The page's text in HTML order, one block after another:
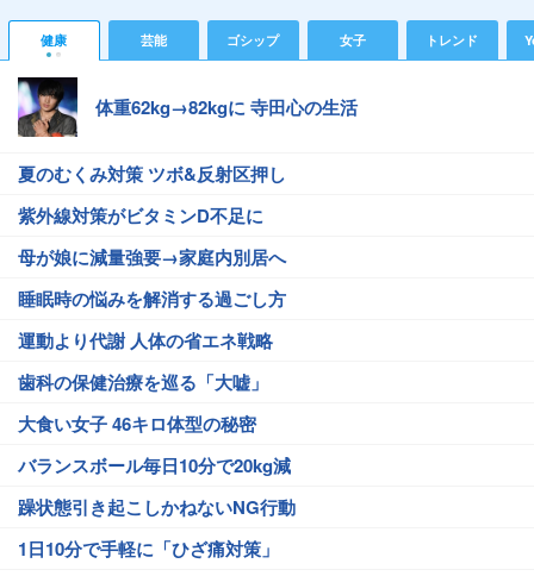
健康 芸能 ゴシップ 女子 トレンド
体重62kg→82kgに 寺田心の生活
夏のむくみ対策 ツボ&反射区押し
紫外線対策がビタミンD不足に
母が娘に減量強要→家庭内別居へ
睡眠時の悩みを解消する過ごし方
運動より代謝 人体の省エネ戦略
歯科の保健治療を巡る「大嘘」
大食い女子 46キロ体型の秘密
バランスボール毎日10分で20kg減
躁状態引き起こしかねないNG行動
1日10分で手軽に「ひざ痛対策」